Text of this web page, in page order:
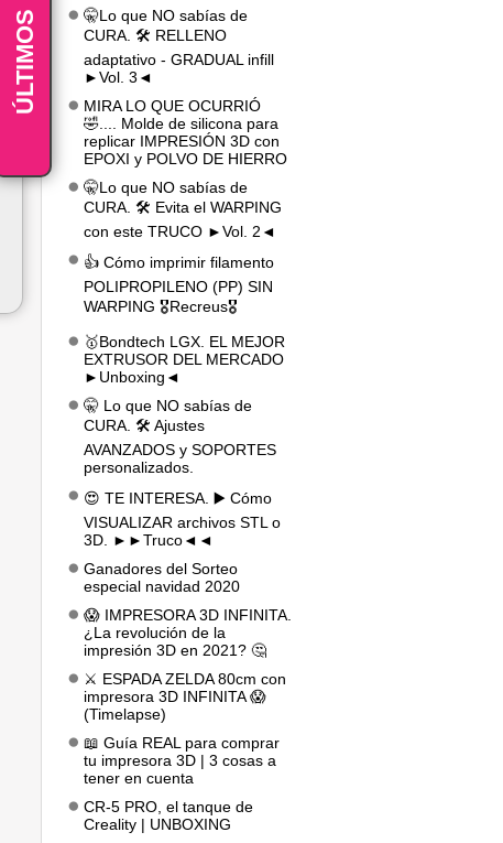
🤫Lo que NO sabías de
CURA. 🛠️ RELLENO
adaptativo - GRADUAL infill
►Vol. 3◄
MIRA LO QUE OCURRIÓ
🤣.... Molde de silicona para
replicar IMPRESIÓN 3D con
EPOXI y POLVO DE HIERRO
🤫Lo que NO sabías de
CURA. 🛠️ Evita el WARPING
con este TRUCO ►Vol. 2◄
👍 Cómo imprimir filamento
POLIPROPILENO (PP) SIN
WARPING 🎖️Recreus🎖️
🥇Bondtech LGX. EL MEJOR
EXTRUSOR DEL MERCADO
►Unboxing◄
🤫 Lo que NO sabías de
CURA. 🛠️ Ajustes
AVANZADOS y SOPORTES
personalizados.
😍 TE INTERESA. ▶️ Cómo
VISUALIZAR archivos STL o
3D. ►►Truco◄◄
Ganadores del Sorteo
especial navidad 2020
😱 IMPRESORA 3D INFINITA.
¿La revolución de la
impresión 3D en 2021? 🤔
⚔️ ESPADA ZELDA 80cm con
impresora 3D INFINITA 😱
(Timelapse)
📖 Guía REAL para comprar
tu impresora 3D | 3 cosas a
tener en cuenta
CR-5 PRO, el tanque de
Creality | UNBOXING
ÚLTIMOS